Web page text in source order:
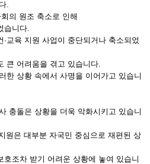
.
의 원조 축소로 인해
습니다.
·교육 지원 사업이 중단되거나 축소되었
큰 어려움을 겪고 있습니다.
한 상황 속에서 사명을 이어가고 있습니
충돌은 상황을 더욱 악화시키고 있습니
원은 대부분 자국민 중심으로 재편된 상
호조차 받기 어려운 상황에 놓여 있습니